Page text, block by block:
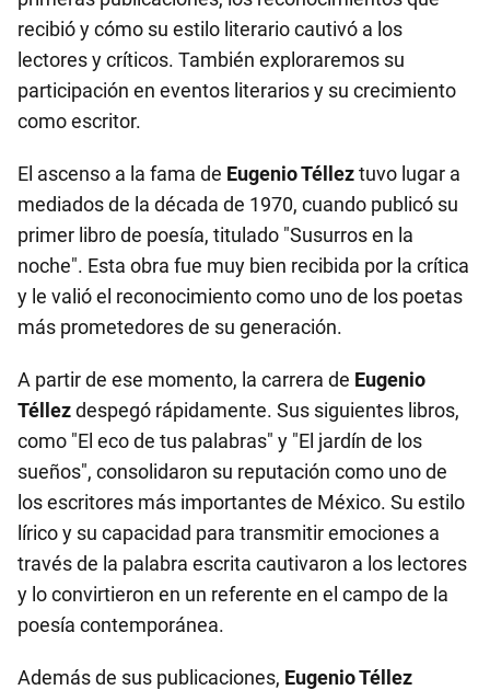
recibió y cómo su estilo literario cautivó a los
lectores y críticos. También exploraremos su
participación en eventos literarios y su crecimiento
como escritor.
El ascenso a la fama de Eugenio Télleztuvo lugar a
mediados de la década de 1970, cuando publicó su
primer libro de poesía, titulado "Susurros en la
noche". Esta obra fue muy bien recibida por la crítica
y le valió el reconocimiento como uno de los poetas
más prometedores de su generación.
A partir de ese momento, la carrera de Eugenio
Téllezdespegó rápidamente. Sus siguientes libros,
como "El eco de tus palabras" y "El jardín de los
sueños", consolidaron su reputación como uno de
los escritores más importantes de México. Su estilo
lírico y su capacidad para transmitir emociones a
través de la palabra escrita cautivaron a los lectores
y lo convirtieron en un referente en el campo de la
poesía contemporánea.
Además de sus publicaciones, Eugenio Téllez